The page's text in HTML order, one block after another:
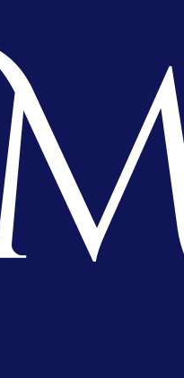
er det jo gjerne med
lager retten med
innflytelse. Egentlig
mange. Da kokes den i
purért med en
majones. Vår oppskrift